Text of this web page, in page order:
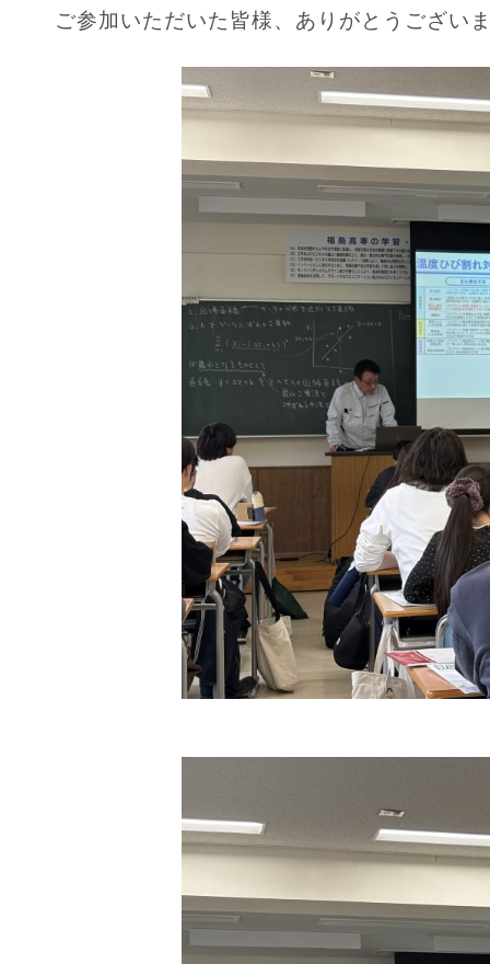
ご参加いただいた皆様、ありがとうござい